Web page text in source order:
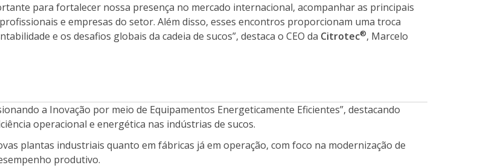
para fortalecer nossa presença no mercado internacional, acompanhar as principais
e empresas do setor. Além disso, esses encontros proporcionam uma troca
e os desafios globais da cadeia de sucos”, destaca o CEO da Citrotec®, Marcelo
a Inovação por meio de Equipamentos Energeticamente Eficientes”, destacando
operacional e energética nas indústrias de sucos.
plantas industriais quanto em fábricas já em operação, com foco na modernização de
produtivo.